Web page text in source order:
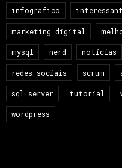
infografico
marketing digital
mysql nerd notícias
redes sociais scrum
sql server tutorial
wordpress